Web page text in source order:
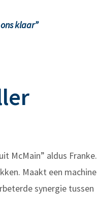
klaar”
McMain” aldus Franke.
Maakt een machine
synergie tussen